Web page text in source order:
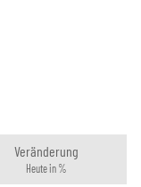
Veränderung
Heute in %